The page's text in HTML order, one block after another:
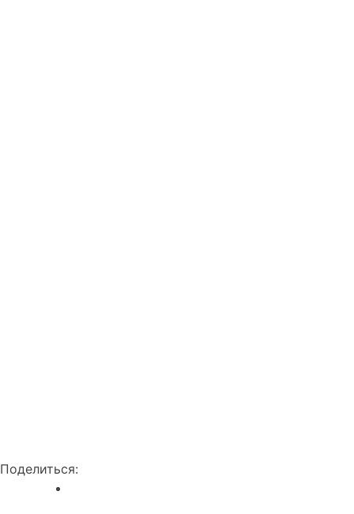
Поделиться: